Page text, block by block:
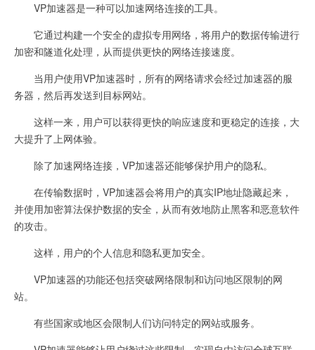
VP加速器是一种可以加速网络连接的工具。
它通过构建一个安全的虚拟专用网络，将用户的数据传输进行
加密和隧道化处理，从而提供更快的网络连接速度。
当用户使用VP加速器时，所有的网络请求会经过加速器的服
务器，然后再发送到目标网站。
这样一来，用户可以获得更快的响应速度和更稳定的连接，大
大提升了上网体验。
除了加速网络连接，VP加速器还能够保护用户的隐私。
在传输数据时，VP加速器会将用户的真实IP地址隐藏起来，
并使用加密算法保护数据的安全，从而有效地防止黑客和恶意软件
的攻击。
这样，用户的个人信息和隐私更加安全。
VP加速器的功能还包括突破网络限制和访问地区限制的网
站。
有些国家或地区会限制人们访问特定的网站或服务。